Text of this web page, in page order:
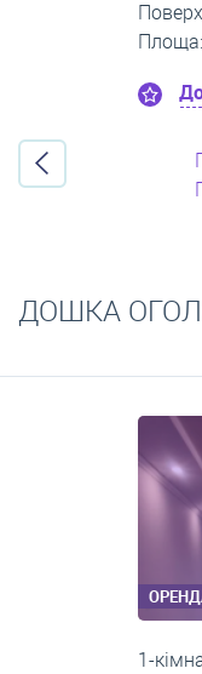
ДОШКА
2-